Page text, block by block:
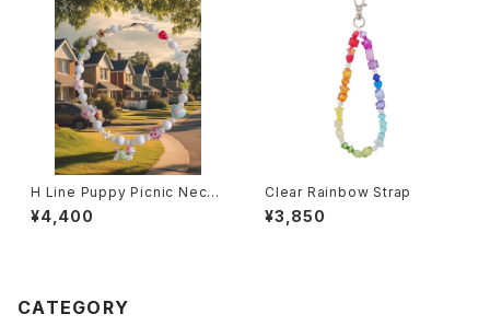
H Line Puppy Picnic Neckl
ace
¥4,400
Clear Rainbow Strap
¥3,850
CATEGORY